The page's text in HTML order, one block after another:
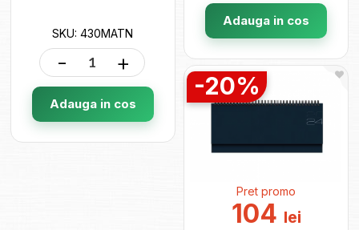
SKU: 430MATN
- +
Adauga in cos
Adauga in cos
-20%
Pret promo
104 lei